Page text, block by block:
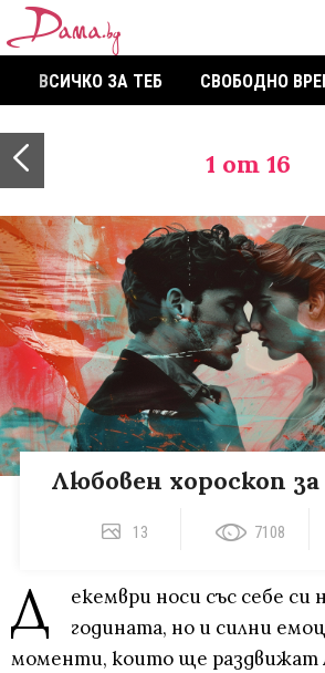
ВСИЧКО ЗА ТЕБ СВОБОДНО
1 от 16
Любовен хороскоп
13 7108
Д
екември носи със себе си
годината, но и силни
моменти, които ще раздвижат